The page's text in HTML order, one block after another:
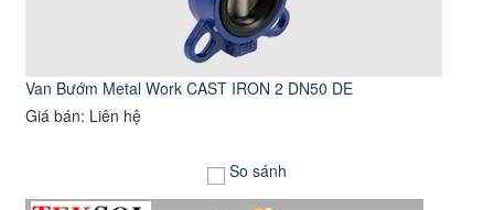
Van Bướm Metal Work CAST IRON 2 DN50 DE
Giá bán: Liên hệ
So sánh